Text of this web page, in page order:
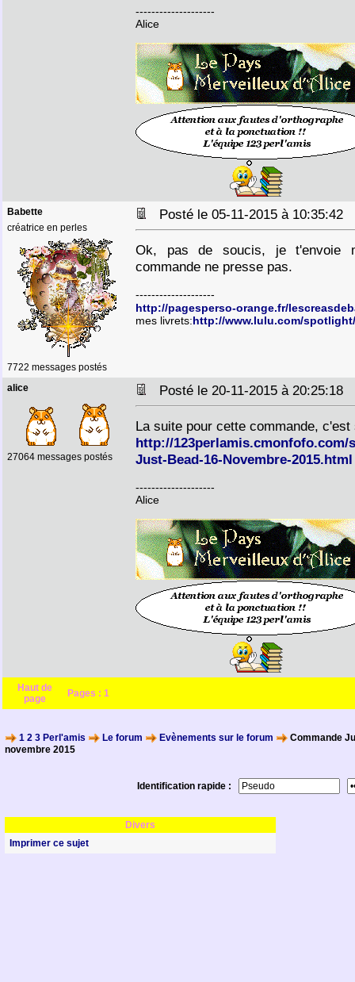
--------------------
Alice
Babette
créatrice en perles
7722 messages postés
Posté le 05-11-2015 à 10:35:42
Ok, pas de soucis, je t'envoie
commande ne presse pas.
--------------------
http://pagesperso-orange.fr/
mes livrets:http://www.lulu.com/
alice
27064 messages postés
Posté le 20-11-2015 à 20:25:18
La suite pour cette commande,
http://123perlamis.cmonfofo.com/
Just-Bead-16-Novembre-2015.html
--------------------
Alice
Haut de
page
Pages : 1
1 2 3 Perl'amis Le forum Evènements sur le forum
Commande
novembre 2015
Identification rapide :
Divers
Imprimer ce sujet